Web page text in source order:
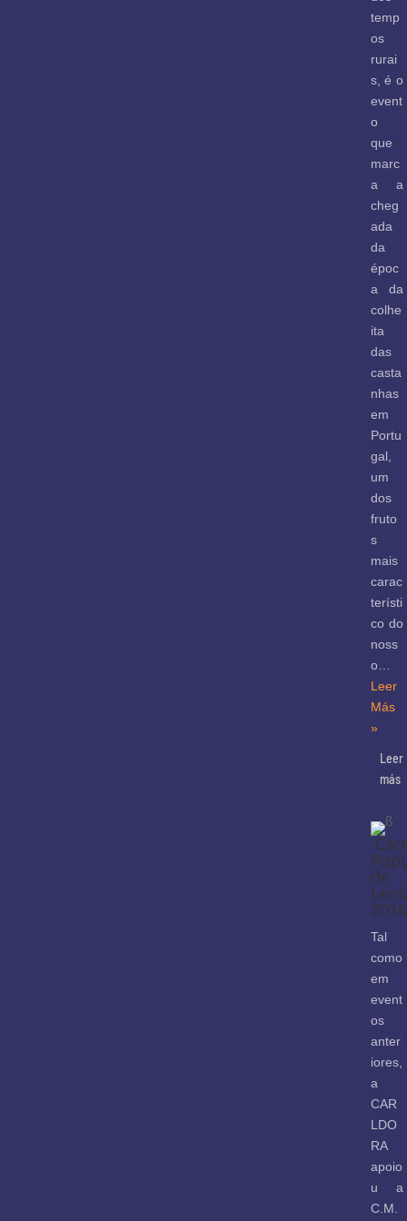
temp
os
rurai
s, é o
event
o
que
marc
a a
cheg
ada
da
époc
a da
colhe
ita
das
casta
nhas
em
Portu
gal,
um
dos
fruto
s
mais
carac
terísti
co do
noss
o…
Leer
Más
»
Leer
más
de
2016
Tal
como
em
event
os
anter
iores,
a
CAR
LDO
RA
apoio
u a
C.M.